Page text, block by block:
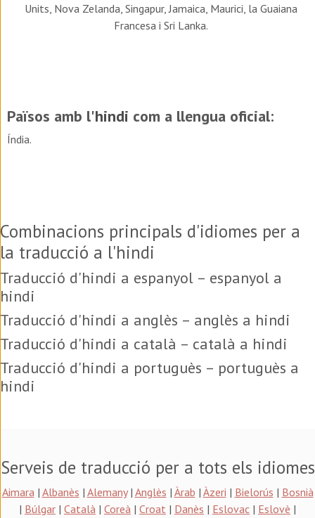
Units, Nova Zelanda, Singapur, Jamaica, Maurici, la Guaiana
Francesa i Sri Lanka.
Països amb l'hindi com a llengua oficial:
Índia.
Combinacions principals d'idiomes per a
la traducció a l'hindi
Traducció d'hindi a espanyol – espanyol a
hindi
Traducció d'hindi a anglès – anglès a hindi
Traducció d'hindi a català – català a hindi
Traducció d'hindi a portuguès – portuguès a
hindi
Serveis de traducció per a tots els idiomes
Aimara| Albanès | Alemany| Anglès | Àrab | Àzeri | Bielorús | Bosnià
| Búlgar | Català | Coreà | Croat | Danès | Eslovac | Eslovè |